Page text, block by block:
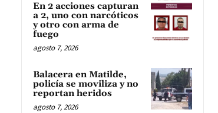
En 2 acciones capturan
a 2, uno con narcóticos
y otro con arma de
fuego
agosto 7, 2026
Balacera en Matilde,
policía se moviliza y no
reportan heridos
agosto 7, 2026